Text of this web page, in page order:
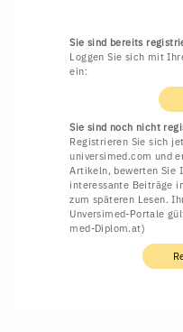
Sie sind bereits
Loggen Sie sich mit
ein:
Sie sind noch nicht
Registrieren Sie sich
universimed.com und
Artikeln, bewerten Sie
interessante Beiträge
zum späteren Lesen.
Unversimed-Portale
med-Diplom.at)